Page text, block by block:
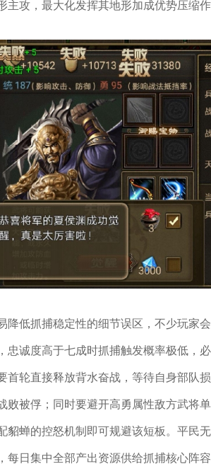
攻，最大化发挥其地形加成优势压缩作
降低抓捕稳定性的细节误区，不少玩家
忠诚度高于七成时抓捕触发概率极低，
首轮直接释放背水奋战，等待自身部队
败被俘；同时要避开高勇属性敌方武将
貂蝉的控怒机制即可规避该短板。平民
每日集中全部产出资源供给抓捕核心阵